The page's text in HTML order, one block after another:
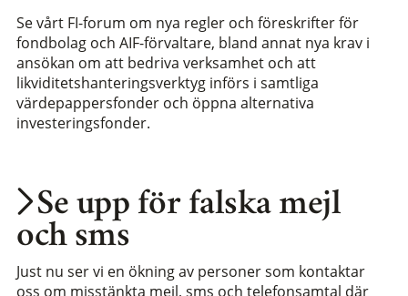
Se upp för falska mejl
och sms
Just nu ser vi en ökning av personer som kontaktar
oss om misstänkta mejl, sms och telefonsamtal där
Se vårt FI-forum om nya regler och föreskrifter för
fondbolag och AIF-förvaltare, bland annat nya krav i
ansökan om att bedriva verksamhet och att
likviditetshanteringsverktyg införs i samtliga
värdepappersfonder och öppna alternativa
investeringsfonder.